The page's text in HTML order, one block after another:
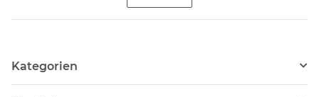
Kategorien